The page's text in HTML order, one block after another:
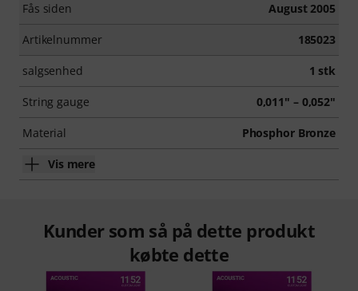
Fås siden August 2005
Artikelnummer 185023
salgsenhed 1 stk
String gauge 0,011" – 0,052"
Material Phosphor Bronze
Vis mere
Kunder som så på dette produkt
købte dette